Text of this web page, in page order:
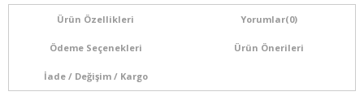
Ürün Özellikleri Yorumlar(0)
Ödeme Seçenekleri Ürün Önerileri
İade / Değişim / Kargo